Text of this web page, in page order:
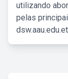
utilizando
pelas